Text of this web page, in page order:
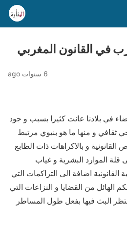
في القانون المغربي
6 سنوات ago
في بلادنا عانت كثيرا بسبب و جود
ثقافي و منها ما هو بنيوي مرتبط
و بالاكراهات ذات الطابع
قلة الموارد البشرية و غياب
اضافة الى التراكمات التي
الهائل من القضايا و النزاعات التي
البث فيها بفعل طول المساطر